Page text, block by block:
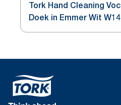
Tork Hand Cleaning
Doek in Emmer Wit W14